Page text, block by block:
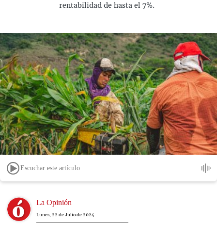
rentabilidad de hasta el 7%.
Escuchar este artículo
Image La Opinión
Lunes, 22 de Julio de 2024